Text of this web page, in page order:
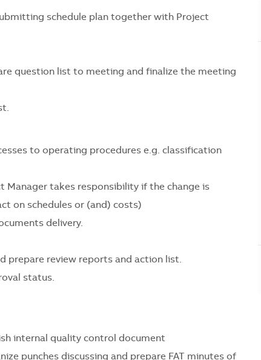
schedule plan together with Project
question list to meeting and finalize the meeting
to operating procedures e.g. classification
Manager takes responsibility if the change is
on schedules or (and) costs)
delivery.
prepare review reports and action list.
status.
internal quality control document
punches discussing and prepare FAT minutes of